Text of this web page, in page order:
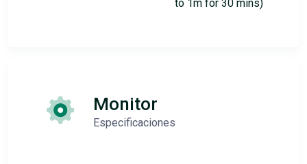
to 1m for 30 mins)
Monitor
Especificaciones